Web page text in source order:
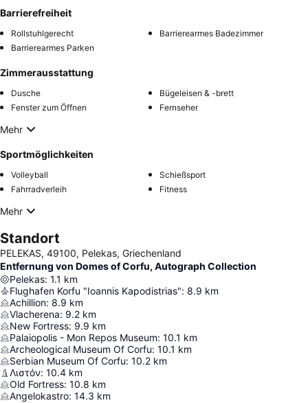
Barrierefreiheit
Rollstuhlgerecht
Barrierearmes Badezimmer
Barrierearmes Parken
Zimmerausstattung
Dusche
Bügeleisen & -brett
Fenster zum Öffnen
Fernseher
Mehr
Sportmöglichkeiten
Volleyball
Schießsport
Fahrradverleih
Fitness
Mehr
Standort
PELEKAS, 49100, Pelekas, Griechenland
Entfernung von Domes of Corfu, Autograph Collection
Pelekas: 1.1 km
Flughafen Korfu "Ioannis Kapodistrias": 8.9 km
Achillion: 8.9 km
Vlacherena: 9.2 km
New Fortress: 9.9 km
Palaiopolis - Mon Repos Museum: 10.1 km
Archeological Museum Of Corfu: 10.1 km
Serbian Museum Of Corfu: 10.2 km
Λιστόν: 10.4 km
Old Fortress: 10.8 km
Angelokastro: 14.3 km